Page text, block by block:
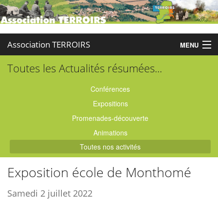
Association TERROIRS MENU
Accueil
Partenaires
Enquêtes
Contact
Toutes les Actualités résumées...
Conférences
Expositions
Promenades-découverte
Animations
Toutes nos activités
Exposition école de Monthomé
Samedi 2 juillet 2022